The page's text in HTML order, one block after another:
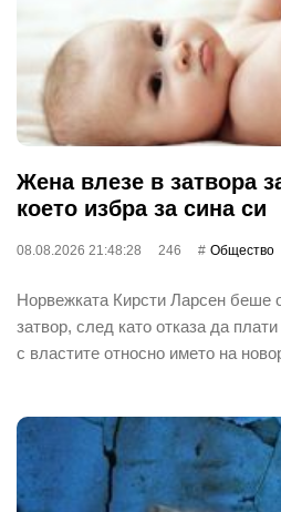
Жена влезе в затвора
което избра за сина си
08.08.2026 21:48:28 246 Общество
Норвежката Кирсти Ларсен беше
затвор, след като отказа да
с властите относно името на